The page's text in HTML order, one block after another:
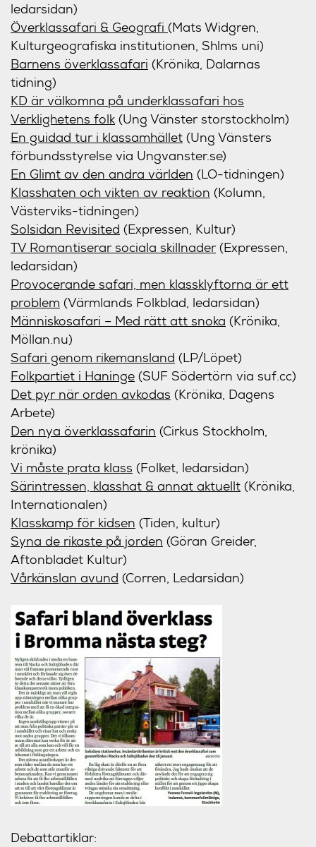
ledarsidan)
Överklassafari & Geografi (Mats Widgren,
Kulturgeografiska institutionen, Shlms uni)
Barnens överklassafari (Krönika, Dalarnas
tidning)
KD är välkomna på underklassafari hos
Verklighetens folk (Ung Vänster storstockholm)
En guidad tur i klassamhället (Ung Vänsters
förbundsstyrelse via Ungvanster.se)
En Glimt av den andra världen (LO-tidningen)
Klasshaten och vikten av reaktion (Kolumn,
Västerviks-tidningen)
Solsidan Revisited (Expressen, Kultur)
TV Romantiserar sociala skillnader (Expressen,
ledarsidan)
Provocerande safari, men klassklyftorna är ett
problem (Värmlands Folkblad, ledarsidan)
Människosafari – Med rätt att snoka (Krönika,
Möllan.nu)
Safari genom rikemansland (LP/Löpet)
Folkpartiet i Haninge (SUF Södertörn via suf.cc)
Det pyr när orden avkodas (Krönika, Dagens
Arbete)
Den nya överklassafarin (Cirkus Stockholm,
krönika)
Vi måste prata klass (Folket, ledarsidan)
Särintressen, klasshat & annat aktuellt (Krönika,
Internationalen)
Klasskamp för kidsen (Tiden, kultur)
Syna de rikaste på jorden (Göran Greider,
Aftonbladet Kultur)
Vårkänslan avund (Corren, Ledarsidan)
Debattartiklar: